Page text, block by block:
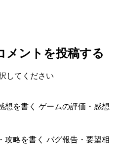
メントを投稿する
してください
想を書く ゲームの評価・感想
攻略を書く バグ報告・要望相